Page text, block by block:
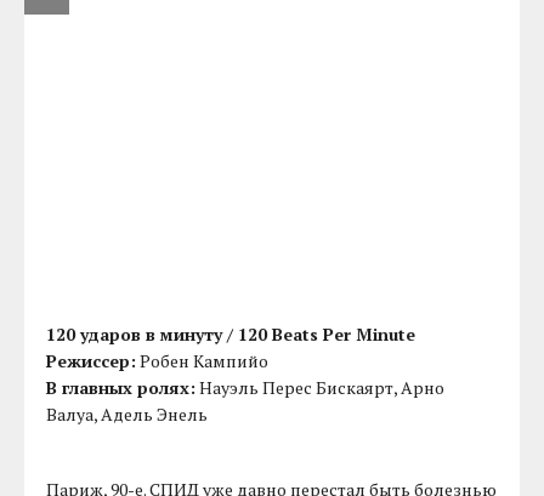
120 ударов в минуту / 120 Beats Per Minute
Режиссер: Робен Кампийо
В главных ролях: Науэль Перес Бискаярт, Арно
Валуа, Адель Энель
Париж, 90-е. СПИД уже давно перестал быть болезнью